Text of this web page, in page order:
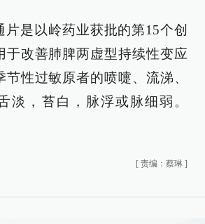
片是以岭药业获批的第15个创
于改善肺脾两虚型持续性变应
性过敏原者的喷嚏、流涕、
淡，苔白，脉浮或脉细弱。
[ 责编：蔡琳 ]